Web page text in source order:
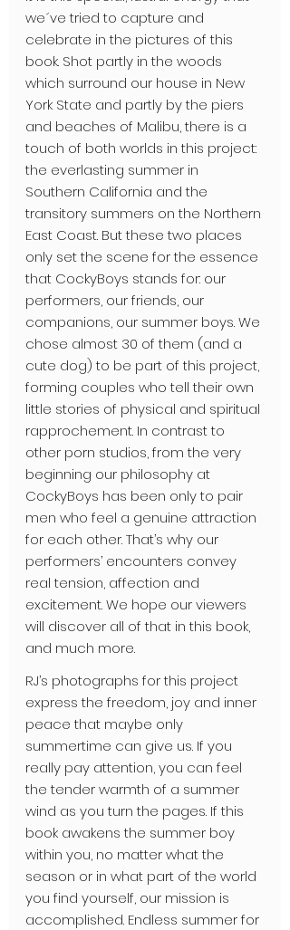
we´ve tried to capture and
celebrate in the pictures of this
book. Shot partly in the woods
which surround our house in New
York State and partly by the piers
and beaches of Malibu, there is a
touch of both worlds in this project:
the everlasting summer in
Southern California and the
transitory summers on the Northern
East Coast. But these two places
only set the scene for the essence
that CockyBoys stands for: our
performers, our friends, our
companions, our summer boys. We
chose almost 30 of them (and a
cute dog) to be part of this project,
forming couples who tell their own
little stories of physical and spiritual
rapprochement. In contrast to
other porn studios, from the very
beginning our philosophy at
CockyBoys has been only to pair
men who feel a genuine attraction
for each other. That’s why our
performers’ encounters convey
real tension, affection and
excitement. We hope our viewers
will discover all of that in this book,
and much more.
RJ’s photographs for this project
express the freedom, joy and inner
peace that maybe only
summertime can give us. If you
really pay attention, you can feel
the tender warmth of a summer
wind as you turn the pages. If this
book awakens the summer boy
within you, no matter what the
season or in what part of the world
you find yourself, our mission is
accomplished. Endless summer for